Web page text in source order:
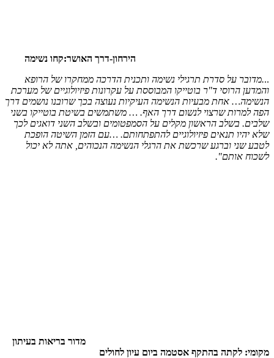
הירחון-דרך האושר:קחו נשימה
...מדובר על סדרת תרגילי נשימה ותכנית הדרכה ממחקרו של הרופא
והמדען הרוסי ד"ר בוטייקו המבוססת על עקרונות פיזיולוגיים של מערכת
הנשימה… אחת מבעיות הנשימה העיקיות נעוצה בכך שרובנו נושמים דרך
הפה למרות שרצוי לנשום דרך האף. … משתמשים בשיטת בוטייקו בשני
שלבים. בשלב הראשון מקלים על הסמפטומים ובשלב השני דואגים לכך
שלא יהיו תנאים פיזיולוגיים להתפתחותם. …עם הזמן השיטה הופכת
לטבע שני וברגע שרכשת את הרגלי הנשימה הנכוהים, אתה לא יכול
לשכוח אותם".
מדור בריאות בעיתון
מקומי: לקתה בהתקף אסטמה ביום עיון לחולים